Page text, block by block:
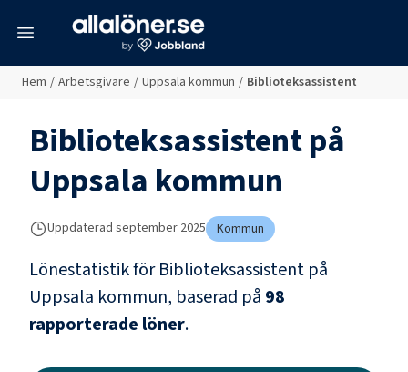
Hem / Arbetsgivare / Uppsala kommun / Biblioteksassistent
Biblioteksassistentpå
Uppsala kommun
Uppdaterad september 2025 Kommun
Lönestatistik förBiblioteksassistent på
Uppsala kommun, baserad på 98
rapporterade löner.